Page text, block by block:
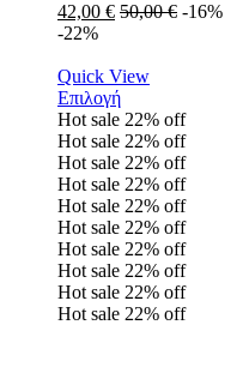
42,00 € 50,00€ -16%
-22%
Quick View
Επιλογή
Hot sale 22% off
Hot sale 22% off
Hot sale 22% off
Hot sale 22% off
Hot sale 22% off
Hot sale 22% off
Hot sale 22% off
Hot sale 22% off
Hot sale 22% off
Hot sale 22% off